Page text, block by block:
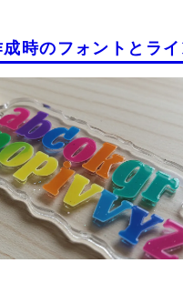
時のフォントとラ